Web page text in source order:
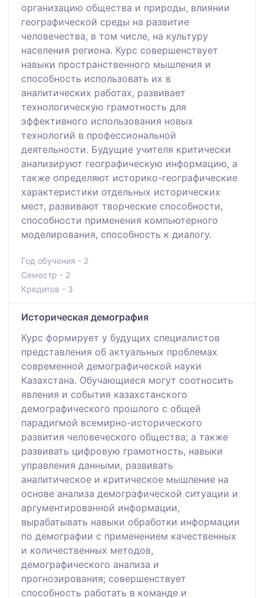
организацию общества и природы, влиянии
географической среды на развитие
человечества, в том числе, на культуру
населения региона. Курс совершенствует
навыки пространственного мышления и
способность использовать их в
аналитических работах, развивает
технологическую грамотность для
эффективного использования новых
технологий в профессиональной
деятельности. Будущие учителя критически
анализируют географическую информацию, а
также определяют историко-географические
характеристики отдельных исторических
мест, развивают творческие способности,
способности применения компьютерного
моделирования, способность к диалогу.
Год обучения - 2
Семестр - 2
Кредитов - 3
Историческая демография
Курс формирует у будущих специалистов
представления об актуальных проблемах
современной демографической науки
Казахстана. Обучающиеся могут соотносить
явления и события казахстанского
демографического прошлого с общей
парадигмой всемирно-исторического
развития человеческого общества; а также
развивать цифровую грамотность, навыки
управления данными, развивать
аналитическое и критическое мышление на
основе анализа демографической ситуации и
аргументированной информации,
вырабатывать навыки обработки информации
по демографии с применением качественных
и количественных методов,
демографического анализа и
прогнозирования; совершенствует
способность работать в команде и